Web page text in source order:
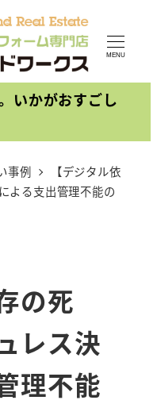
MENU
いかがおすごし
事例
【デジタル依
よる支出管理不能の
の死
レス決
理不能